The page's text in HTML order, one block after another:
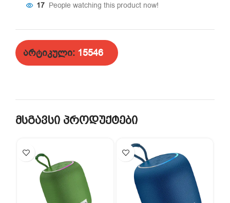
17 People watching this product now!
არტიკული: 15546
მსგავსი პროდუქტები